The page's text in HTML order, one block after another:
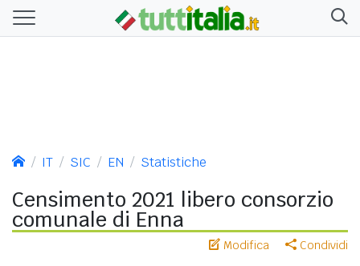
IT SIC EN Statistiche
Censimento 2021 libero consorzio
comunale di Enna
Modifica Condividi